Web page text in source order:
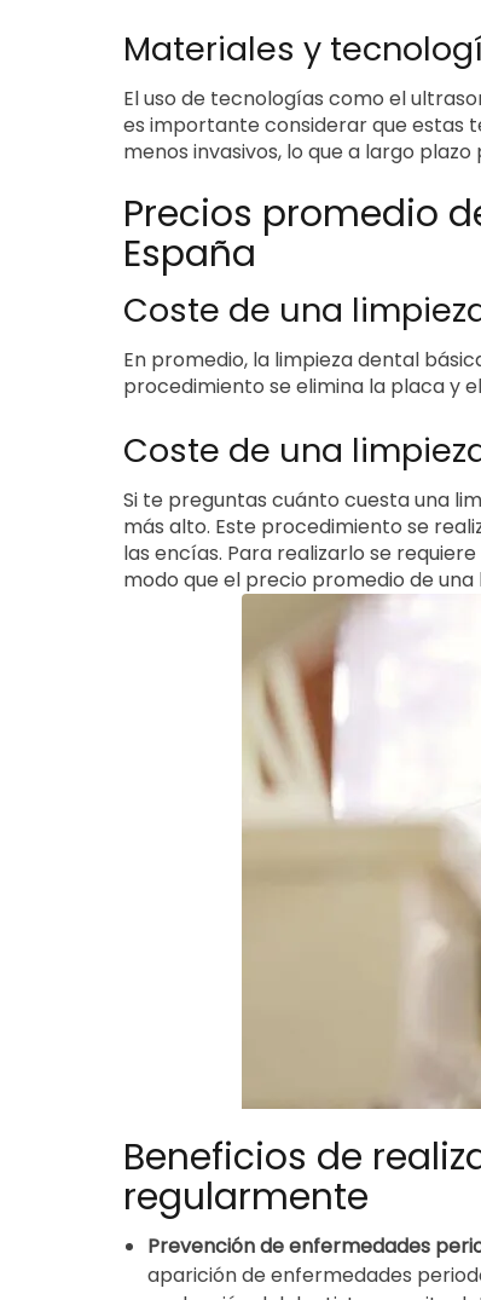
Materiales y
El uso de tecnologías como el
es importante considerar que estas
menos invasivos, lo que a largo
Precios promedio
España
Coste de una
En promedio, la limpieza dental
procedimiento se elimina la placa y
Coste de una
Si te preguntas cuánto cuesta una
más alto. Este procedimiento se
las encías. Para realizarlo se
modo que el precio promedio de
Beneficios de
regularmente
Prevención de enfermedades
aparición de enfermedades